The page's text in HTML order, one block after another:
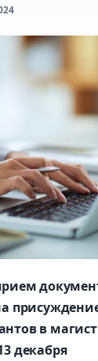
в
декабря